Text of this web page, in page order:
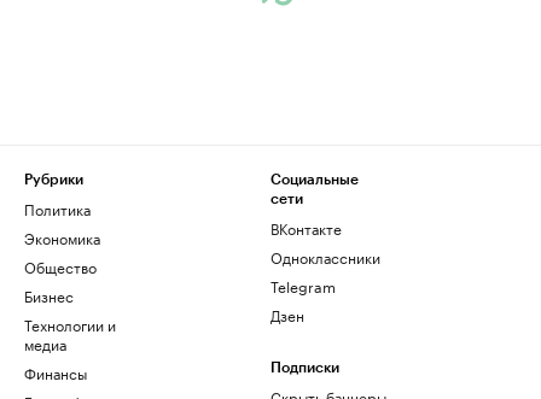
Рубрики
Политика
Экономика
Общество
Бизнес
Технологии и
медиа
Финансы
Социальные
сети
ВКонтакте
Одноклассники
Telegram
Дзен
Подписки